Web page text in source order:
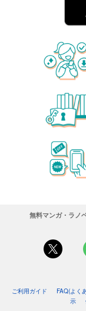
無料マンガ・ラノ
ご利用ガイド FAQ(よく
示